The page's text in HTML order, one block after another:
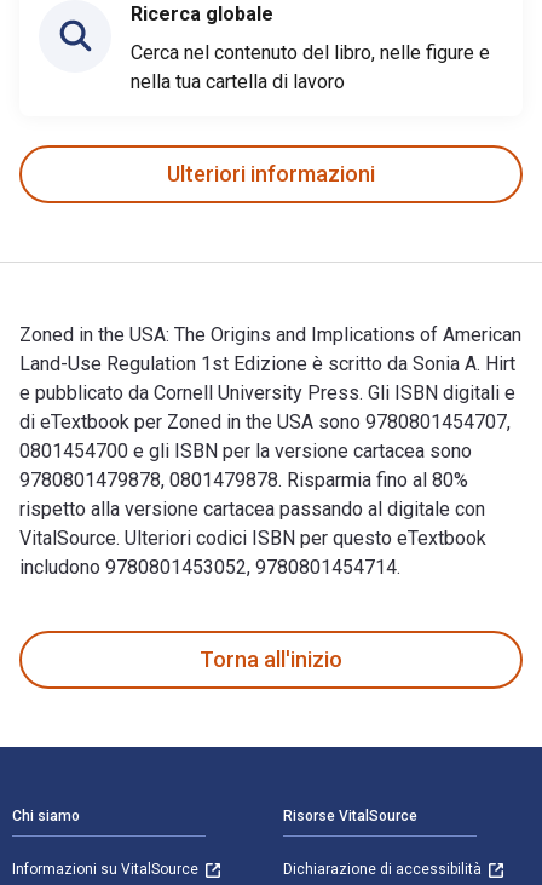
Ricerca globale
Cerca nel contenuto del libro, nelle figure e
nella tua cartella di lavoro
Ulteriori informazioni
Zoned in the USA: The Origins and Implications of American
Land-Use Regulation 1st Edizione è scritto da Sonia A. Hirt
e pubblicato da Cornell University Press. Gli ISBN digitali e
di eTextbook per Zoned in the USA sono 9780801454707,
0801454700 e gli ISBN per la versione cartacea sono
9780801479878, 0801479878. Risparmia fino al 80%
rispetto alla versione cartacea passando al digitale con
VitalSource. Ulteriori codici ISBN per questo eTextbook
includono 9780801453052, 9780801454714.
Torna all'inizio
Chi siamo
Informazioni su VitalSource
Risorse VitalSource
Dichiarazione di accessibilità